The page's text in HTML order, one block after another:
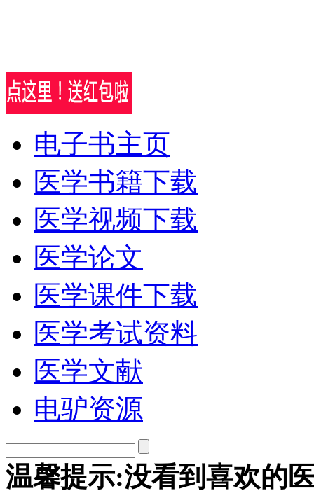
电子书主页
医学书籍下载
医学视频下载
医学论文
医学课件下载
医学考试资料
医学文献
电驴资源
温馨提示:没看到喜欢的